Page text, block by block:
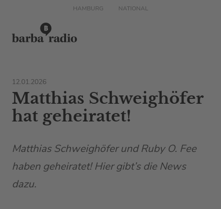
HAMBURG NATIONAL
12.01.2026
Matthias Schweighöfer
hat geheiratet!
Matthias Schweighöfer und Ruby O. Fee
haben geheiratet! Hier gibt’s die News
dazu.